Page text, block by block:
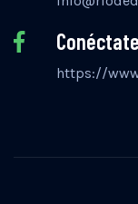
https://